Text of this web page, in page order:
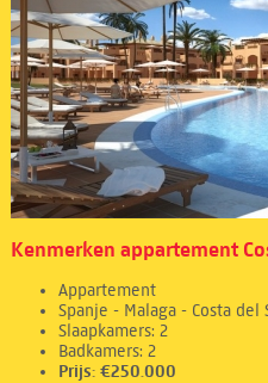
Kenmerken appartement
Appartement
Spanje - Malaga - Costa
Slaapkamers: 2
Badkamers: 2
Prijs: €250.000